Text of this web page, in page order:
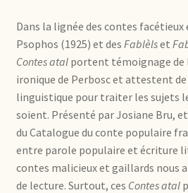
Dans la lignée des contes facétieux
Psophos (1925) et des Fablèlset
Contes atalportent témoignage de
ironique de Perbosc et attestent
linguistique pour traiter les sujets
soient. Présenté par Josiane Bru,
du Catalogue du conte populaire
entre parole populaire et écriture
contes malicieux et gaillards nous
de lecture. Surtout, ces Contes atal